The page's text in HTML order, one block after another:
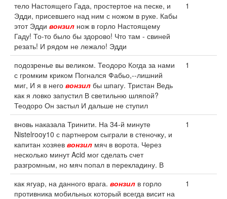
тело Настоящего Гада, простертое на песке, и
Эдди, присевшего над ним с ножом в руке. Кабы
этот Эдди вонзил нож в горло Настоящему
Гаду! То-то было бы здорово! Что там - свиней
резать! И рядом не лежало! Эдди
1
подозренье вы великом. Теодоро Когда за нами
с громким криком Погнался Фабьо,--лишний
миг, И я в него вонзил бы шпагу. Тристан Ведь
как я ловко запустил В светильню шляпой?
Теодоро Он застыл И дальше не ступил
1
вновь наказала Тринити. На 34-й минуте
Nistelrooy10 с партнером сыграли в стеночку, и
капитан хозяев вонзил мяч в ворота. Через
несколько минут Acid мог сделать счет
разгромным, но мяч попал в перекладину. В
1
как ягуар, на данного врага. вонзил в горло
противника мобильных который всегда висит на
1